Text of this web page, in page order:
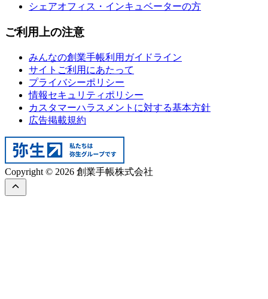
シェアオフィス・インキュベーターの方
ご利用上の注意
みんなの創業手帳利用ガイドライン
サイトご利用にあたって
プライバシーポリシー
情報セキュリティポリシー
カスタマーハラスメントに対する基本方針
広告掲載規約
Copyright © 2026 創業手帳株式会社